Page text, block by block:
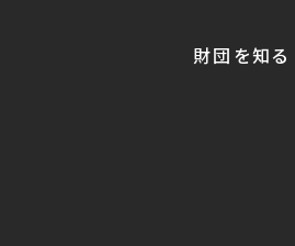
財団を知る